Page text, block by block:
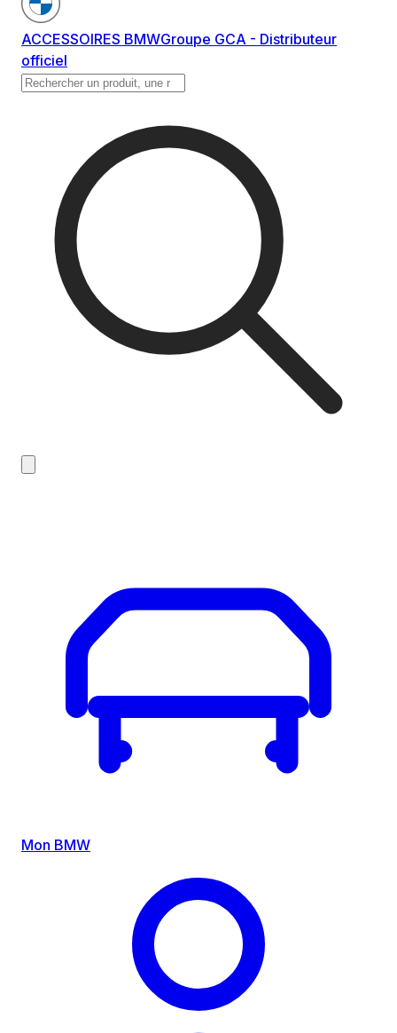
ACCESSOIRES BMWGroupe GCA - Distributeur
officiel
Mon BMW